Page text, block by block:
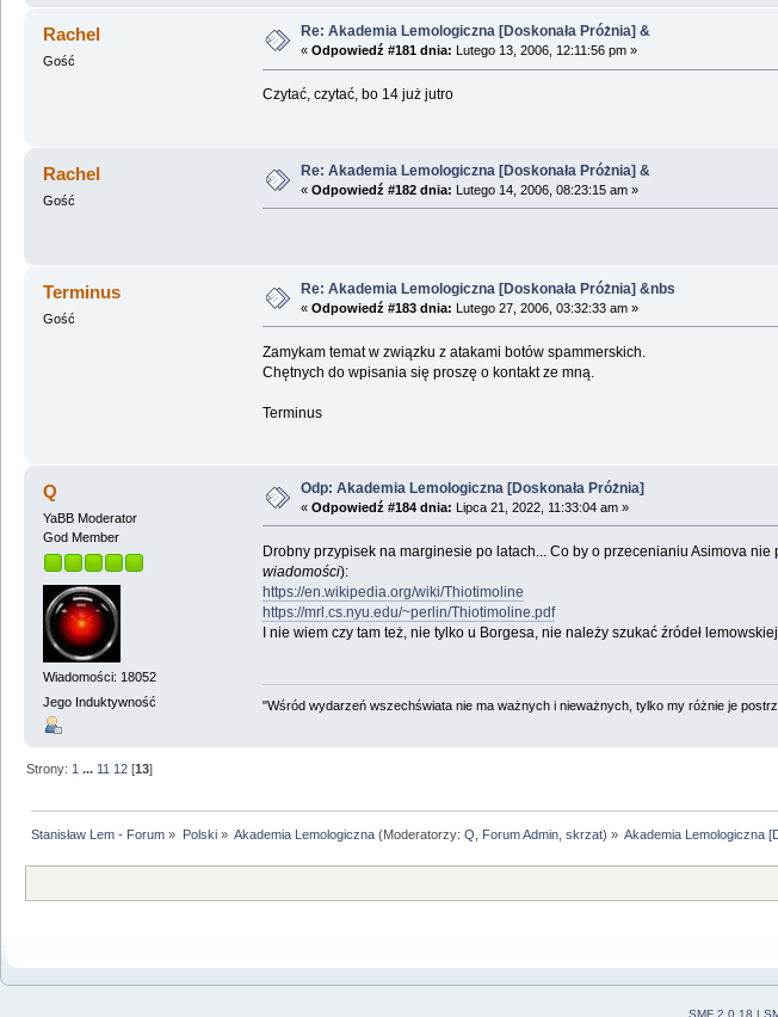
Rachel
Gość
Re: Akademia Lemologiczna [Doskonała Próżnia] &
« Odpowiedź #181 dnia: Lutego 13, 2006, 12:11:56 pm »
Czytać, czytać, bo 14 już jutro
Rachel
Gość
Re: Akademia Lemologiczna [Doskonała Próżnia] &
« Odpowiedź #182 dnia: Lutego 14, 2006, 08:23:15 am »
Terminus
Gość
Re: Akademia Lemologiczna [Doskonała Próżnia] &nbs
« Odpowiedź #183 dnia: Lutego 27, 2006, 03:32:33 am »
Zamykam temat w związku z atakami botów spammerskich.
Chętnych do wpisania się proszę o kontakt ze mną.
Terminus
Q
YaBB Moderator
God Member
Wiadomości: 18052
Jego Induktywność
Odp: Akademia Lemologiczna [Doskonała Próżnia]
« Odpowiedź #184 dnia: Lipca 21, 2022, 11:33:04 am »
Drobny przypisek na marginesie po latach... Co by o przecenianiu Asimova
wiadomości):
https://en.wikipedia.org/wiki/Thiotimoline
https://mrl.cs.nyu.edu/~perlin/Thiotimoline.pdf
I nie wiem czy tam też, nie tylko u Borgesa, nie należy szukać źródeł lemowskiej
"Wśród wydarzeń wszechświata nie ma ważnych i nieważnych, tylko my różnie je
Strony: 1 ... 11 12 [13]
Stanisław Lem - Forum » Polski» Akademia Lemologiczna(Moderatorzy: Q Forum Admin, skrzat) » Akademia Lemologiczna
SMF 2.0.18 |